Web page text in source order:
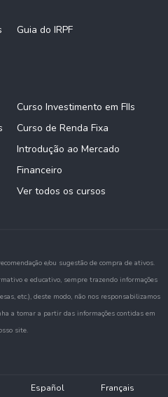
Guia do IRPF
Curso Investimento em FIIs
Curso de Renda Fixa
Introdução ao Mercado
Financeiro
Ver todos os cursos
e/ou sugestão de compra de ativos.
e educativo, sempre trazendo informações
etc.), deste modo, não nos responsabilizamos
a tomar a partir das informações contidas em
site.
Español
Français